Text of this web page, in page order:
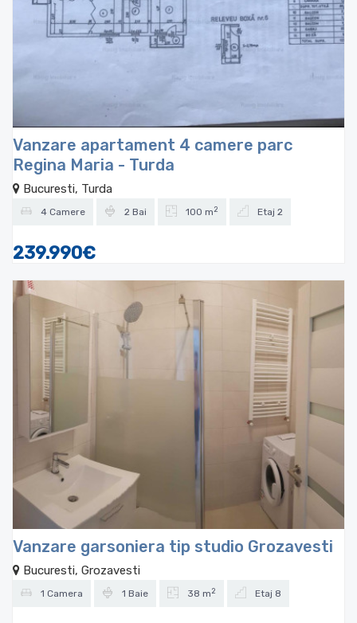
Vanzare apartament 4 camere parc
Regina Maria - Turda
Bucuresti, Turda
4 Camere 2 Bai 100 m 2 Etaj 2
239.990€
Vanzare garsoniera tip studio Grozavesti
Bucuresti, Grozavesti
1 Camera 1 Baie 38 m 2 Etaj 8